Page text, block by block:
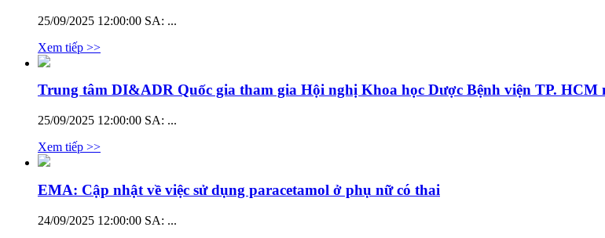
25/09/2025 12:00:00 SA: ...
Xem tiếp >>
Trung tâm DI&ADR Quốc gia tham gia Hội nghị Khoa học Dược Bệnh viện TP.
25/09/2025 12:00:00 SA: ...
Xem tiếp >>
EMA: Cập nhật về việc sử dụng paracetamol ở phụ nữ có thai
24/09/2025 12:00:00 SA: ...